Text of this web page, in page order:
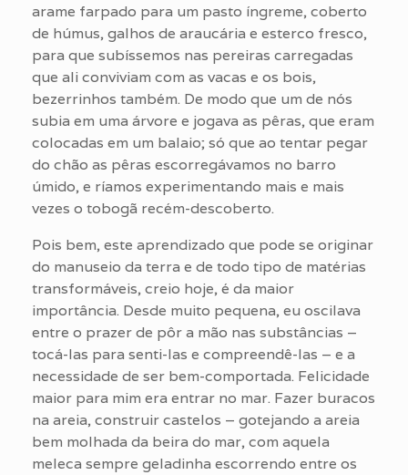
arame farpado para um pasto íngreme, coberto
de húmus, galhos de araucária e esterco fresco,
para que subíssemos nas pereiras carregadas
que ali conviviam com as vacas e os bois,
bezerrinhos também. De modo que um de nós
subia em uma árvore e jogava as pêras, que eram
colocadas em um balaio; só que ao tentar pegar
do chão as pêras escorregávamos no barro
úmido, e ríamos experimentando mais e mais
vezes o tobogã recém-descoberto.
Pois bem, este aprendizado que pode se originar
do manuseio da terra e de todo tipo de matérias
transformáveis, creio hoje, é da maior
importância. Desde muito pequena, eu oscilava
entre o prazer de pôr a mão nas substâncias –
tocá-las para senti-las e compreendê-las – e a
necessidade de ser bem-comportada. Felicidade
maior para mim era entrar no mar. Fazer buracos
na areia, construir castelos – gotejando a areia
bem molhada da beira do mar, com aquela
meleca sempre geladinha escorrendo entre os